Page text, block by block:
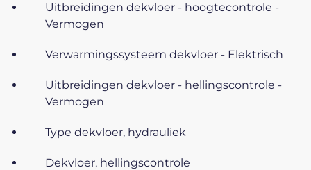
Uitbreidingen dekvloer - hoogtecontrole -
Vermogen
Verwarmingssysteem dekvloer - Elektrisch
Uitbreidingen dekvloer - hellingscontrole -
Vermogen
Type dekvloer, hydrauliek
Dekvloer, hellingscontrole